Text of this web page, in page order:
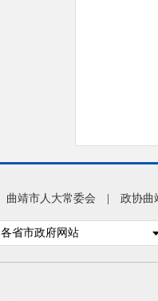
曲靖市人大常委会 政协曲
各省市政府网站